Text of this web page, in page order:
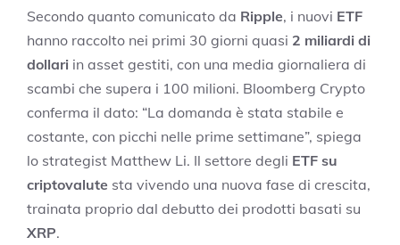
Secondo quanto comunicato da Ripple, i nuovi ETF
hanno raccolto nei primi 30 giorni quasi 2 miliardi di
dollari in asset gestiti, con una media giornaliera di
scambi che supera i 100 milioni. Bloomberg Crypto
conferma il dato: “La domanda è stata stabile e
costante, con picchi nelle prime settimane”, spiega
lo strategist Matthew Li. Il settore degli ETF su
criptovalute sta vivendo una nuova fase di crescita,
trainata proprio dal debutto dei prodotti basati su
XRP.